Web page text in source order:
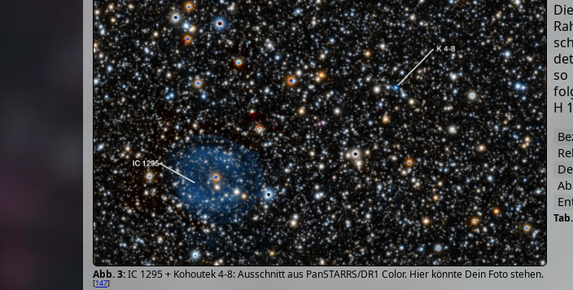
IC 1295 + Kohoutek 4-8: Ausschnitt aus PanSTARRS/DR1 Color. Hier könnte Dein Foto stehen.
[147]
so
H